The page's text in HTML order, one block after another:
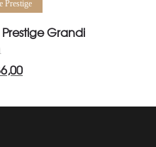
Prestige
Grandi
Il
prezzo
€ 36,00.